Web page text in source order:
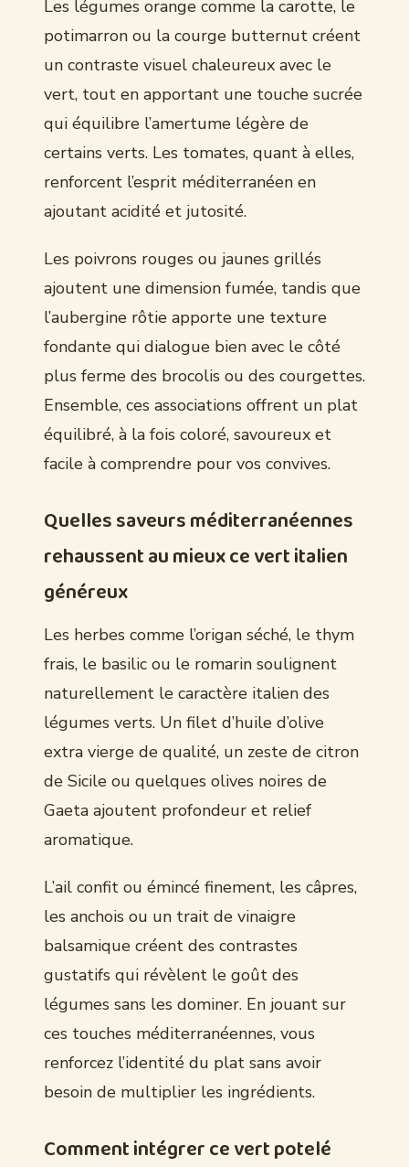
Les légumes orange comme la carotte, le
potimarron ou la courge butternut créent
un contraste visuel chaleureux avec le
vert, tout en apportant une touche sucrée
qui équilibre l’amertume légère de
certains verts. Les tomates, quant à elles,
renforcent l’esprit méditerranéen en
ajoutant acidité et jutosité.
Les poivrons rouges ou jaunes grillés
ajoutent une dimension fumée, tandis que
l’aubergine rôtie apporte une texture
fondante qui dialogue bien avec le côté
plus ferme des brocolis ou des courgettes.
Ensemble, ces associations offrent un plat
équilibré, à la fois coloré, savoureux et
facile à comprendre pour vos convives.
Quelles saveurs méditerranéennes
rehaussent au mieux ce vert italien
généreux
Les herbes comme l’origan séché, le thym
frais, le basilic ou le romarin soulignent
naturellement le caractère italien des
légumes verts. Un filet d’huile d’olive
extra vierge de qualité, un zeste de citron
de Sicile ou quelques olives noires de
Gaeta ajoutent profondeur et relief
aromatique.
L’ail confit ou émincé finement, les câpres,
les anchois ou un trait de vinaigre
balsamique créent des contrastes
gustatifs qui révèlent le goût des
légumes sans les dominer. En jouant sur
ces touches méditerranéennes, vous
renforcez l’identité du plat sans avoir
besoin de multiplier les ingrédients.
Comment intégrer ce vert potelé